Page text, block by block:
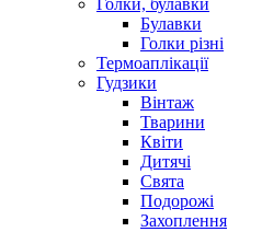
Булавки
Голки різні
Термоаплікації
Гудзики
Вінтаж
Тварини
Квіти
Дитячі
Свята
Подорожі
Захоплення